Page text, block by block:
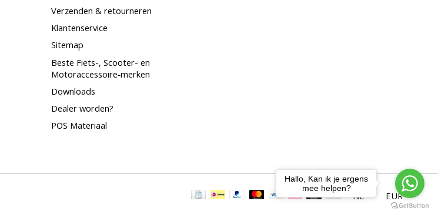
Verzenden & retourneren
Klantenservice
Sitemap
Beste Fiets-, Scooter- en
Motoraccessoire‑merken
Downloads
Dealer worden?
POS Materiaal
NL EUR
Hallo, Kan ik je ergens
mee helpen?